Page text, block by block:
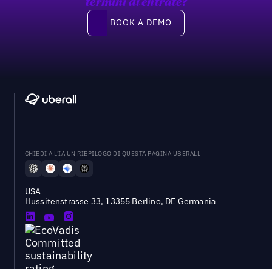
termini di entrate?
Book a demo
BOOK A DEMO
CHIEDI A L'IA UN RIEPILOGO DI QUESTA PAGINA UBERALL
USA
Hussitenstrasse 33, 13355 Berlino, DE Germania